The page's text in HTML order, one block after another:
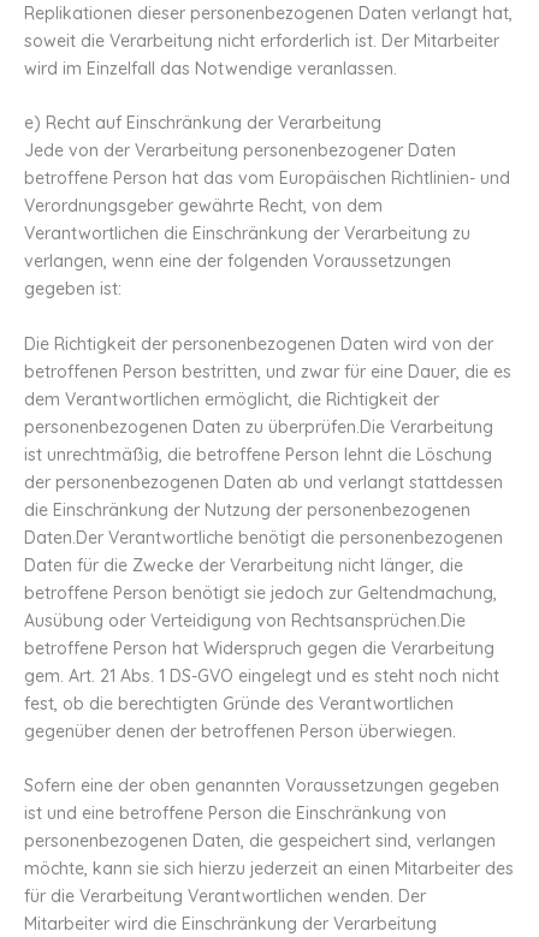
Replikationen dieser personenbezogenen Daten verlangt hat,
soweit die Verarbeitung nicht erforderlich ist. Der Mitarbeiter
wird im Einzelfall das Notwendige veranlassen.
e) Recht auf Einschränkung der Verarbeitung
Jede von der Verarbeitung personenbezogener Daten
betroffene Person hat das vom Europäischen Richtlinien- und
Verordnungsgeber gewährte Recht, von dem
Verantwortlichen die Einschränkung der Verarbeitung zu
verlangen, wenn eine der folgenden Voraussetzungen
gegeben ist:
Die Richtigkeit der personenbezogenen Daten wird von der
betroffenen Person bestritten, und zwar für eine Dauer, die es
dem Verantwortlichen ermöglicht, die Richtigkeit der
personenbezogenen Daten zu überprüfen.Die Verarbeitung
ist unrechtmäßig, die betroffene Person lehnt die Löschung
der personenbezogenen Daten ab und verlangt stattdessen
die Einschränkung der Nutzung der personenbezogenen
Daten.Der Verantwortliche benötigt die personenbezogenen
Daten für die Zwecke der Verarbeitung nicht länger, die
betroffene Person benötigt sie jedoch zur Geltendmachung,
Ausübung oder Verteidigung von Rechtsansprüchen.Die
betroffene Person hat Widerspruch gegen die Verarbeitung
gem. Art. 21 Abs. 1 DS-GVO eingelegt und es steht noch nicht
fest, ob die berechtigten Gründe des Verantwortlichen
gegenüber denen der betroffenen Person überwiegen.
Sofern eine der oben genannten Voraussetzungen gegeben
ist und eine betroffene Person die Einschränkung von
personenbezogenen Daten, die gespeichert sind, verlangen
möchte, kann sie sich hierzu jederzeit an einen Mitarbeiter des
für die Verarbeitung Verantwortlichen wenden. Der
Mitarbeiter wird die Einschränkung der Verarbeitung